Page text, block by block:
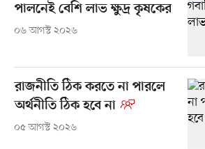
পালনেই বেশি লাভ ক্ষুদ্র কৃষকের
০৬ আগস্ট ২০২৬
রাজনীতি ঠিক করতে না পারলে
অর্থনীতি ঠিক হবে না
০৫ আগস্ট ২০২৬